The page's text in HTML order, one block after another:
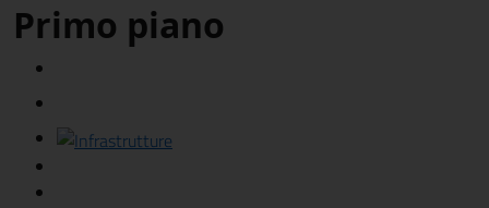
Primo piano